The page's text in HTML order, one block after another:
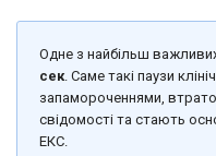
Одне з найбільш
сек. Саме такі паузи
запамороченнями,
свідомості та стають
ЕКС.